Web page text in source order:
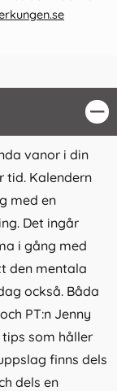
vanor i din
tid. Kalendern
med en
Det ingår
i gång med
den mentala
också. Båda
PT:n Jenny
som håller
finns dels
dels en